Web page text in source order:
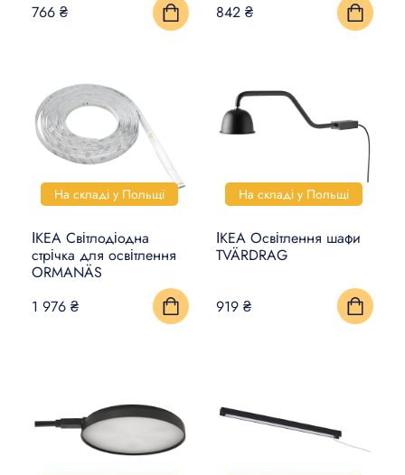
766 ₴ 842 ₴
На складі у Польщі
ІКЕА Світлодіодна
стрічка для освітлення
ORMANÄS
1 976 ₴
На складі у Польщі
ІКЕА Освітлення шафи
TVÄRDRAG
919 ₴